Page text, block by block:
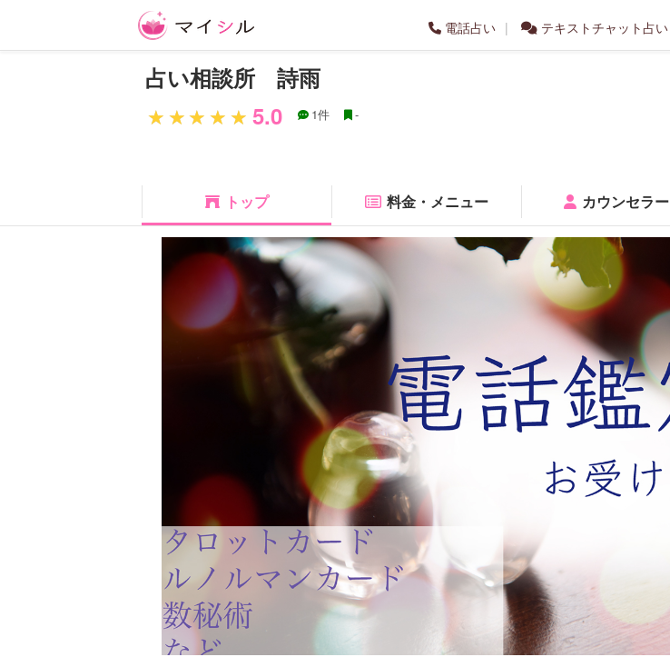
電話占い テキストチャット占い
占い相談所 詩雨
5.0
1件 -
トップ 料金・メニュー カウンセラー